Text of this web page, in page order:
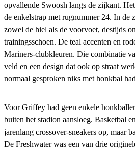
opvallende Swoosh langs de zijkant.
de enkelstrap met rugnummer 24. In
zowel de hiel als de voorvoet, destijds
trainingsschoen. De teal accenten en
Mariners-clubkleuren. Die combinatie
veld en een design dat ook op straat
normaal gesproken niks met honkbal
Voor Griffey had geen enkele
buiten het stadion aansloeg. Basketbal
jarenlang crossover-sneakers op, maar
De Freshwater was een van drie